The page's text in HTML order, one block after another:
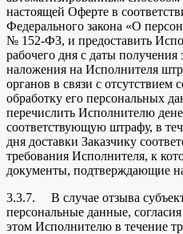
настоящей Оферте в
Федерального закона «О
№ 152-ФЗ, и предоставить
рабочего дня с даты получения
наложения на Исполнителя
органов в связи с отсутствием
обработку его персональных
перечислить Исполнителю
соответствующую штрафу, в
дня доставки Заказчику
требования Исполнителя, к
документы, подтверждающие
3.3.7. В случае отзыва
персональные данные,
этом Исполнителю в течение